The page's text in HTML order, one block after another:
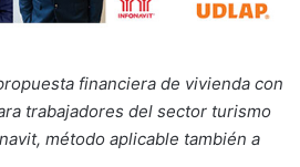
financiera de vivienda con
trabajadores del sector turismo
método aplicable también a